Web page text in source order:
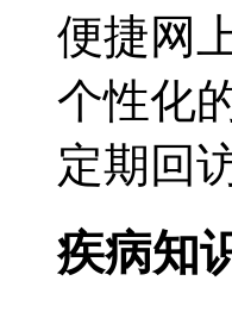
便捷网
个性化
定期回
疾病知